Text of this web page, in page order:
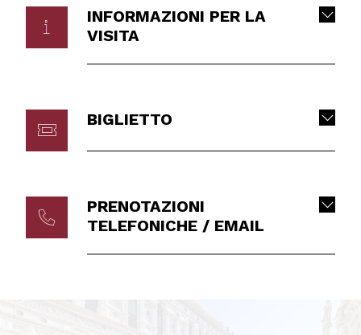
INFORMAZIONI PER LA
VISITA
BIGLIETTO
PRENOTAZIONI
TELEFONICHE / EMAIL